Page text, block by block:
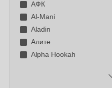
АФК
Al-Mani
Aladin
Алите
Alpha Hookah